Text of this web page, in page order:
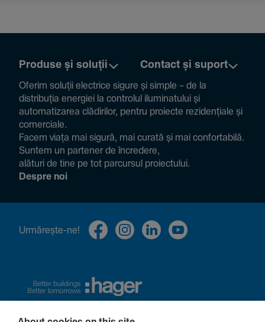
Produse și soluții Contact și suport
Oferim soluții electrice sigure și simple – de la
distribuția energiei la controlul ilumi­na­tului și
auto­ma­ti­zarea clădi­rilor, pentru proiecte rezi­den­țiale și
comer­ciale.
Facem viața mai sigură, mai curată și mai confor­ta­bilă.
Suntem un partener de încre­dere,
alături de tine pe tot parcursul proiec­tului.
Despre noi
Urmă­rește-ne!